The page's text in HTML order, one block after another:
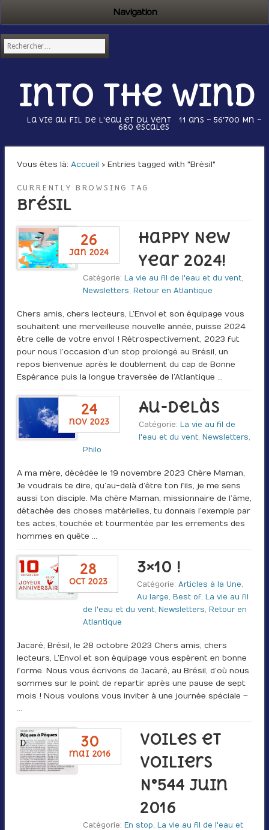
Navigation
Into the wind
La vie au fil de l'eau et du vent 11 ans ~ 56’700 Mn ~
680 escales
Vous êtes là : Accueil › Entries tagged with "Brésil"
CURRENTLY BROWSING TAG
Brésil
26
jan 2024
Happy New
Year 2024!
Catégorie:La vie au fil de l'eau et du vent
Newsletters ,Retour en Atlantique
Chers amis, chers lecteurs, L’Envol et son équipage vous
souhaitent une merveilleuse nouvelle année, puisse 2024
être celle de votre envol ! Rétrospectivement, 2023 fut
pour nous l’occasion d’un stop prolongé au Brésil, un
repos bienvenue après le doublement du cap de Bonne
Espérance puis la longue traversée de l’Atlantique …
24
nov 2023
Au-delàs
Catégorie: La vie au fil de
l'eau et du vent, Newsletters,
Philo
A ma mère, décédée le 19 novembre 2023 Chère Maman,
Je voudrais te dire, qu’au-delà d’être ton fils, je me sens
aussi ton disciple. Ma chère Maman, missionnaire de l’âme,
détachée des choses matérielles, tu donnais l’exemple par
tes actes, touchée et tourmentée par les errements des
hommes en quête …
28
oct 2023
3×10 !
Catégorie: Articles à la Une,
Au large, Best of, La vie au fil
de l'eau et du vent, Newsletters, Retour en
Atlantique
Jacaré, Brésil, le 28 octobre 2023 Chers amis, chers
lecteurs, L’Envol et son équipage vous espèrent en bonne
forme. Nous vous écrivons de Jacaré, au Brésil, d’où nous
sommes sur le point de repartir après une pause de sept
mois ! Nous voulons vous inviter à une journée spéciale –
…
30
mai 2016
Voiles et
Voiliers
N°544 Juin
2016
Catégorie:En stop ,La vie au fil de l'eau et